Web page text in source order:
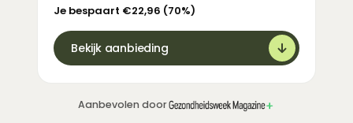
Je bespaart €22,96 (70%)
Bekijk aanbieding
Aanbevolen door